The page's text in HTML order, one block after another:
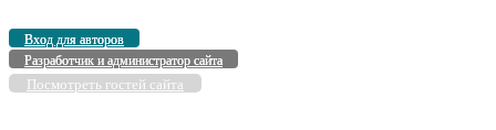
Вход для авторов
Разработчик и администратор сайта
Посмотреть гостей сайта